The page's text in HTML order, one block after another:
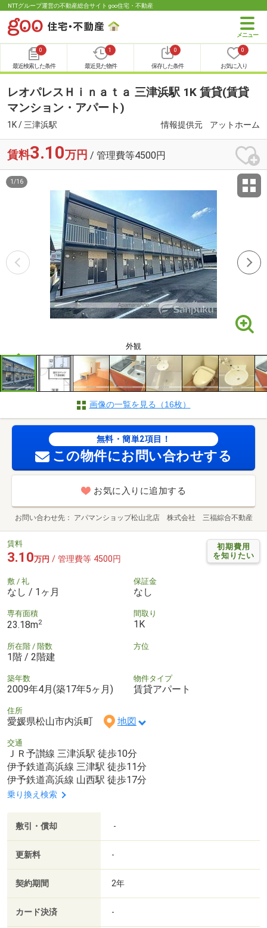
NTTグループ運営の不動産総合サイト goo住宅・不動産
0
最近検索した条件
1
最近見た物件
0
保存した条件
0
お気に入り
レオパレスＨｉｎａｔａ 三津浜駅 1K 賃貸(賃貸
マンション・アパート)
1K / 三津浜駅 情報提供元 アットホーム
賃料3.10万円 / 管理費等4500円
外観
1 /16
画像の一覧を見る（16枚）
無料・簡単2項目！
この物件にお問い合わせする
お気に入りに追加する
お問い合わせ先 アパマンショップ松山北店 株式会社 三福綜合不動産
初期費用
を知りたい
賃料
3.10万円 / 管理費等 4500円
敷 / 礼
なし / 1ヶ月
保証金
なし
専有面積
23.18m2
間取り
1K
所在階 / 階数
1階 / 2階建
方位
築年数
2009年4月(築17年5ヶ月)
物件タイプ
賃貸アパート
住所
愛媛県松山市内浜町 地図
交通
ＪＲ予讃線 三津浜駅 徒歩10分
伊予鉄道高浜線 三津駅 徒歩11分
伊予鉄道高浜線 山西駅 徒歩17分
乗り換え検索
敷引・償却 -
更新料 -
契約期間 2年
カード決済 -